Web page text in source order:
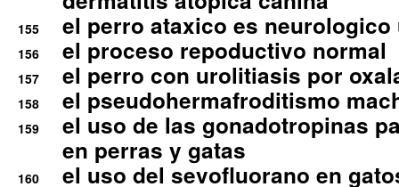
155 el perro ataxico es
156 el proceso repoductivo normal
157 el perro con urolitiasis por
158 el pseudohermafroditismo
159
el uso de las gonadotropinas
en perras y gatas
160
el uso del sevofluorano en